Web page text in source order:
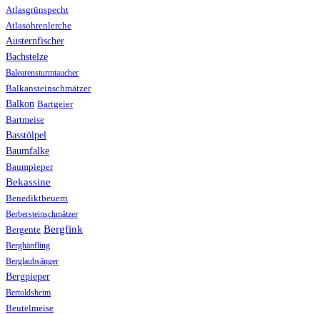
Atlasgrünspecht
Atlasohrenlerche
Austernfischer
Bachstelze
Balearensturmtaucher
Balkansteinschmätzer
Balkon Bartgeier
Bartmeise
Basstölpel
Baumfalke
Baumpieper
Bekassine
Benediktbeuern
Berbersteinschmätzer
Bergente Bergfink
Berghänfling
Berglaubsänger
Bergpieper
Bertoldsheim
Beutelmeise